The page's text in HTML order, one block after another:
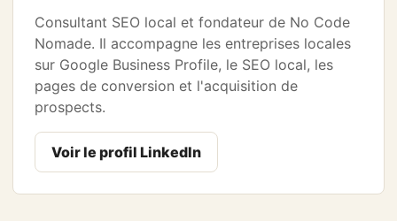
Consultant SEO local et fondateur de No Code
Nomade. Il accompagne les entreprises locales
sur Google Business Profile, le SEO local, les
pages de conversion et l'acquisition de
prospects.
Voir le profil LinkedIn